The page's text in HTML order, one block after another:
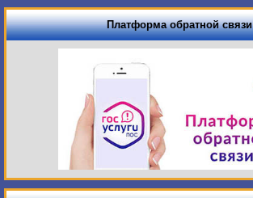
Платформа обратной связи